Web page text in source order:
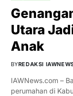
Utara
Anak
BYREDAKSI
IAWNews.com –
perumahan di